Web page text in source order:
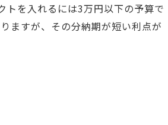
トを入れるには3万円以下の予算で
ますが、その分納期が短い利点が